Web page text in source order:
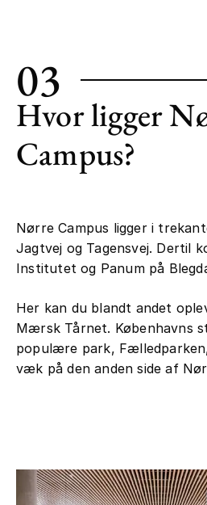
03
Hvor ligger
Campus?
Nørre Campus ligger i
Jagtvej og Tagensvej. Dertil
Institutet og Panum på
Her kan du blandt andet
Mærsk Tårnet. Københavns
populære park,
væk på den anden side af
−